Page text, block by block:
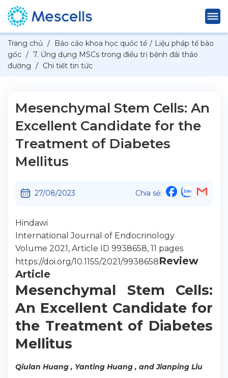
Trang chủ / Báo cáo khoa học quốc tế / Liệu pháp tế bào
gốc / 7. Ứng dụng MSCs trong điều trị bệnh đái tháo
đường / Chi tiết tin tức
Mesenchymal Stem Cells: An
Excellent Candidate for the
Treatment of Diabetes
Mellitus
27/08/2023 Chia sẻ:
Hindawi
International Journal of Endocrinology
Volume 2021, Article ID 9938658, 11 pages
https://doi.org/10.1155/2021/9938658Review
Article
Mesenchymal Stem Cells:
An Excellent Candidate for
the Treatment of Diabetes
Mellitus
Qiulan Huang , Yanting Huang , and Jianping Liu